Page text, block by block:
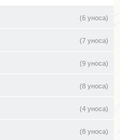
(6 уноса)
(7 уноса)
(9 уноса)
(8 уноса)
(4 уноса)
(8 уноса)